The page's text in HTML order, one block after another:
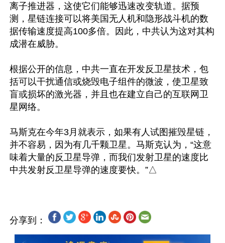
离子推进器，这使它们能够迅速改变轨道。据预
测，星链连接可以将美国无人机和隐形战斗机的数
据传输速度提高100多倍。因此，中共认为这对其构
成潜在威胁。
根据公开的信息，中共一直在开发反卫星技术，包
括可以干扰通信或烧毁电子组件的微波，使卫星致
盲或损坏的激光器，并且也在建立自己的互联网卫
星网络。
马斯克在今年3月就表示，如果有人试图摧毁星链，
并不容易，因为有几千颗卫星。马斯克认为，“这意
味着大量的反卫星导弹，而我们发射卫星的速度比
分享到：